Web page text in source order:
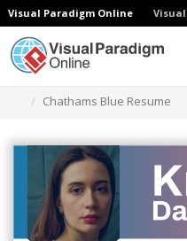
Visual Paradigm Online
Chathams Blue Resume